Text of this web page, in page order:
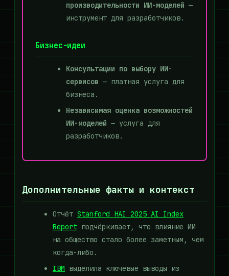
производительности ИИ-моделей —
инструмент для разработчиков.
Бизнес-идеи
Консультации по выбору ИИ-
сервисов — платная услуга для
бизнеса.
Независимая оценка возможностей
ИИ-моделей — услуга для
разработчиков.
Дополнительные факты и контекст
Отчёт Stanford HAI 2025 AI Index
Report подчёркивает, что влияние ИИ
на общество стало более заметным, чем
когда-либо.
IBM выделила ключевые выводы из